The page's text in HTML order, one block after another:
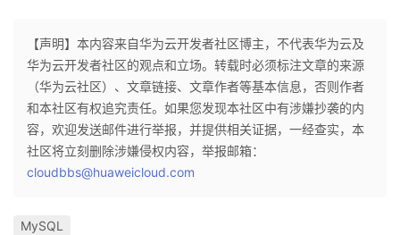
【声明】本内容来自华为云开发者社区博主，不代表华为云及
华为云开发者社区的观点和立场。转载时必须标注文章的来源
（华为云社区）、文章链接、文章作者等基本信息，否则作者
和本社区有权追究责任。如果您发现本社区中有涉嫌抄袭的内
容，欢迎发送邮件进行举报，并提供相关证据，一经查实，本
社区将立刻删除涉嫌侵权内容，举报邮箱：
cloudbbs@huaweicloud.com
MySQL